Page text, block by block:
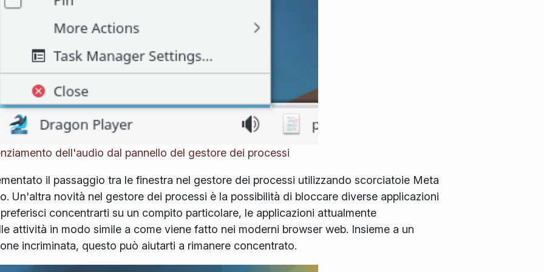
dell'audio dal pannello del gestore dei processi
il passaggio tra le finestra nel gestore dei processi utilizzando scorciatoie Meta
Un'altra novità nel gestore dei processi è la possibilità di bloccare diverse applicazioni
concentrarti su un compito particolare, le applicazioni attualmente
attività in modo simile a come viene fatto nei moderni browser web. Insieme a un
incriminata, questo può aiutarti a rimanere concentrato.